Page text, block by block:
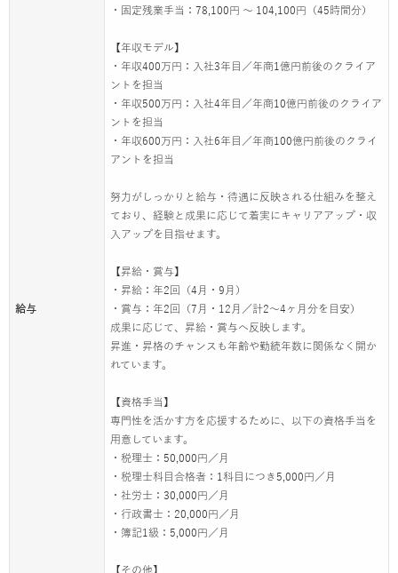
給与
・固定残業手当：78,100円 ～ 104,100円（45時間分）
【年収モデル】
・年収400万円：入社3年目／年商1億円前後のクライア
ントを担当
・年収500万円：入社4年目／年商10億円前後のクライア
ントを担当
・年収600万円：入社6年目／年商100億円前後のクライ
アントを担当
努力がしっかりと給与・待遇に反映される仕組みを整え
ており、経験と成果に応じて着実にキャリアアップ・収
入アップを目指せます。
【昇給・賞与】
・昇給：年2回（4月・9月）
・賞与：年2回（7月・12月／計2〜4ヶ月分を目安）
成果に応じて、昇給・賞与へ反映します。
昇進・昇格のチャンスも年齢や勤続年数に関係なく開か
れています。
【資格手当】
専門性を活かす方を応援するために、以下の資格手当を
用意しています。
・税理士：50,000円／月
・税理士科目合格者：1科目につき5,000円／月
・社労士：30,000円／月
・行政書士：20,000円／月
・簿記1級：5,000円／月
【その他】